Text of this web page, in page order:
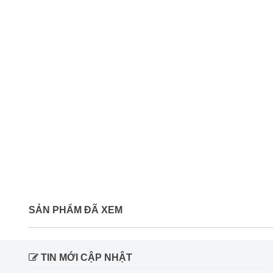
SẢN PHẨM ĐÃ XEM
TIN MỚI CẬP NHẬT